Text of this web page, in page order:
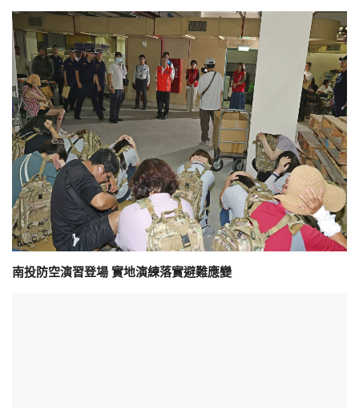
南投防空演習登場 實地演練落實避難應變